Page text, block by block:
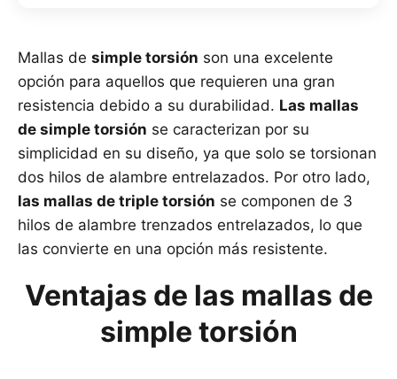
Mallas de simple torsión son una excelente
opción para aquellos que requieren una gran
resistencia debido a su durabilidad. Las mallas
de simple torsión se caracterizan por su
simplicidad en su diseño, ya que solo se torsionan
dos hilos de alambre entrelazados. Por otro lado,
las mallas de triple torsión se componen de 3
hilos de alambre trenzados entrelazados, lo que
las convierte en una opción más resistente.
Ventajas de las mallas de
simple torsión